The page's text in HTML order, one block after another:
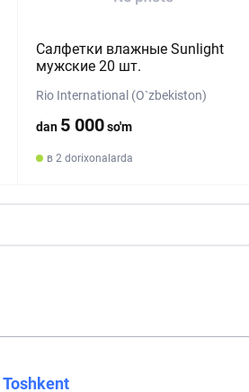
Салфетки влажные Sunlight
мужские 20 шт.
Rio International (O`zbekiston)
dan 5 000so'm
в 2 dorixonalarda
Toshkent